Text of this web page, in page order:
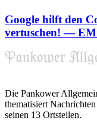
Google hilft den
vertuschen! —
Die Pankower
thematisiert
seinen 13 Ortsteilen.